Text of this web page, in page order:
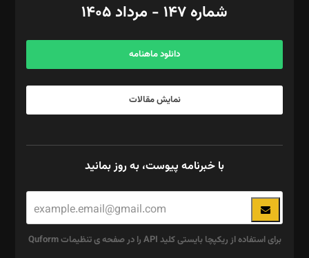
آگهی و مشترکین: ۰۹۱۹۹۹۹۰۴۵۴
شماره ۱۴۷ - مرداد ۱۴۰۵
دانلود ماهنامه
نمایش مقالات
با خبرنامه پیوست، به روز بمانید
برای استفاده از ریکپچا بایستی کلید API را در صفحه ی تنظیمات Quform